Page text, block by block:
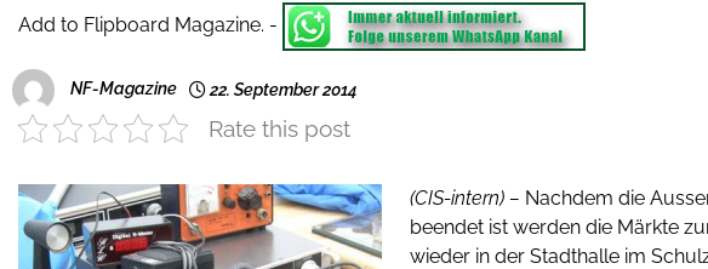
Add to Flipboard Magazine. -
NF-Magazine 22. September 2014
Rate this post
(CIS-intern) – Nachdem die
beendet ist werden die Märkte
wieder in der Stadthalle im